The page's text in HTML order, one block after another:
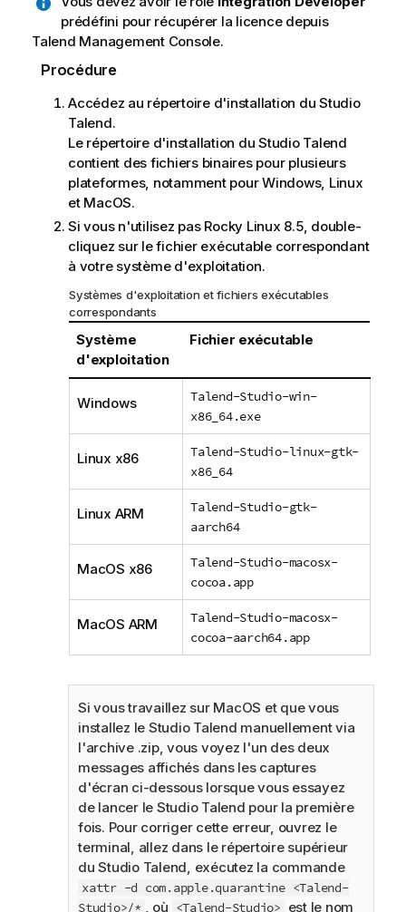
prédéfini pour récupérer la licence depuis
Talend Management Console.
Procédure
Accédez au répertoire d'installation du Studio
Talend.
Le répertoire d'installation du Studio Talend
contient des fichiers binaires pour plusieurs
plateformes, notamment pour Windows, Linux
et MacOS.
Si vous n'utilisez pas Rocky Linux 8.5, double-
cliquez sur le fichier exécutable correspondant
à votre système d'exploitation.
Systèmes d'exploitation et fichiers exécutables
correspondants
Système
d'exploitation
Fichier exécutable
Windows
Talend-Studio-win-
x86_64.exe
Linux x86
Talend-Studio-linux-gtk-
x86_64
Linux ARM
Talend-Studio-gtk-
aarch64
MacOS x86
Talend-Studio-macosx-
cocoa.app
MacOS ARM
Talend-Studio-macosx-
cocoa-aarch64.app
Si vous travaillez sur MacOS et que vous
installez le Studio Talend manuellement via
l'archive .zip, vous voyez l'un des deux
messages affichés dans les captures
d'écran ci-dessous lorsque vous essayez
de lancer le Studio Talend pour la première
fois. Pour corriger cette erreur, ouvrez le
terminal, allez dans le répertoire supérieur
duStudio Talend, exécutez la commande
xattr -d com.apple.quarantine <Talend-
Studio>/* , où <Talend-Studio> est le nom